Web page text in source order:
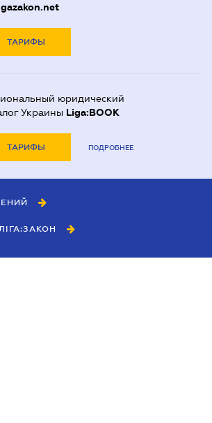
ТАРИФЫ
юридический
Украины Liga:BOOK
ТАРИФЫ ПОДРОБНЕЕ